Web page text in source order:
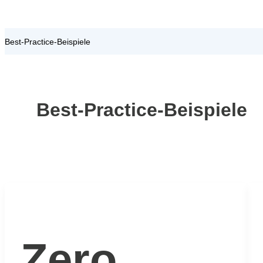
Best-Practice-Beispiele
Best-Practice-Beispiele